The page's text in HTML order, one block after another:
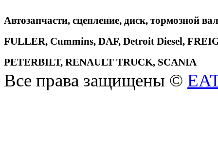
Автозапчасти, сцепление, диск, тормозной
FULLER, Cummins, DAF, Detroit Diesel,
PETERBILT, RENAULT TRUCK, SCANIA
Все права защищены ©